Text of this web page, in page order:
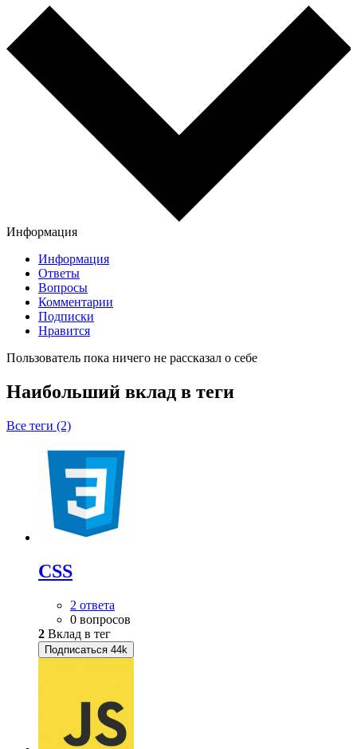
Информация
Информация
Ответы
Вопросы
Комментарии
Подписки
Нравится
Пользователь пока ничего не рассказал о себе
Наибольший вклад в теги
Все теги (2)
CSS
2 ответа
0 вопросов
2 Вклад в тег
Подписаться 44k